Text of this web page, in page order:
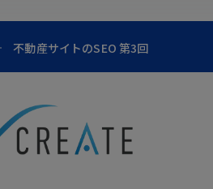
不動産サイトのSEO 第3回